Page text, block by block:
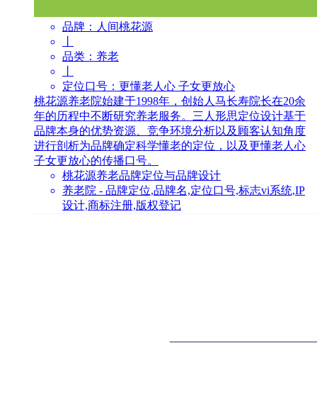
品牌： 人间桃花源
品类： 养老
定位口号： 更懂老人心 子女更放心
桃花源养老院始建于1998年，创始人马长寿院长在20余
年的历程中不断研究养老服务。三人形思定位设计基于
品牌本身的优势资源、竞争环境分析以及顾客认知角度
进行剖析为品牌确定科学懂老的定位，以及更懂老人心
子女更放心的传播口号。
桃花源养老品牌定位与品牌设计
养老院 - 品牌定位,品牌名,定位口号,标志vi系统,IP
设计,商标注册,版权登记